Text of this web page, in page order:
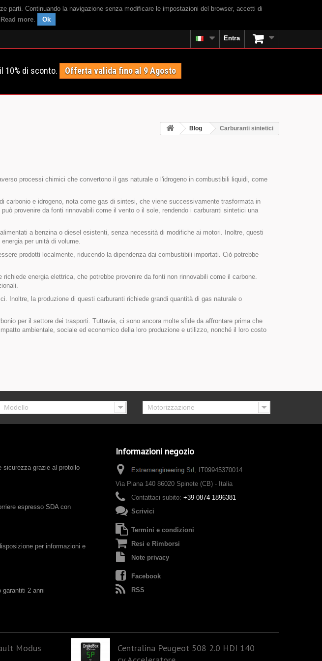
parti. Continuando la navigazione senza modificare le impostazioni del browser, accetti di
Read more. Ok
Entra
10% di sconto. Offerta valida fino al 9 Agosto
Blog Carburanti sintetici
processi chimici che convertono il gas naturale o l'idrogeno in combustibili liquidi, come
carbonio e idrogeno, nota come gas di sintesi, che viene successivamente trasformata in
provenire da fonti rinnovabili come il vento o il sole, rendendo i carburanti sintetici una
a benzina o diesel esistenti, senza necessità di modifiche ai motori. Inoltre, questi
per unità di volume.
prodotti localmente, riducendo la dipendenza dai combustibili importati. Ciò potrebbe
energia elettrica, che potrebbe provenire da fonti non rinnovabili come il carbone.
Inoltre, la produzione di questi carburanti richiede grandi quantità di gas naturale o
per il settore dei trasporti. Tuttavia, ci sono ancora molte sfide da affrontare prima che
ambientale, sociale ed economico della loro produzione e utilizzo, nonché il loro costo
Modello Motorizzazione
sicurezza grazie al protollo
espresso SDA con
per informazioni e
garantiti 2 anni
Informazioni negozio
IT09945370014
Via Piana 140 86020 Spinete (CB) - Italia
Contattaci subito: +39 0874 1896381
Scrivici
Termini e condizioni
Resi e Rimborsi
Note privacy
Facebook
RSS
Modus
Centralina Peugeot 508 2.0 HDI 140